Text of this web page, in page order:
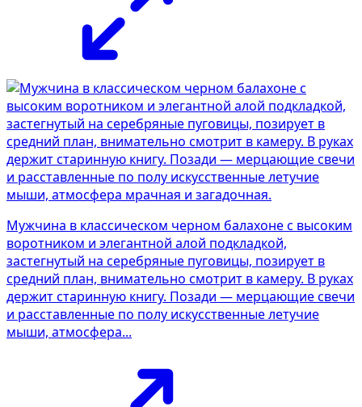
Мужчина в классическом черном балахоне с высоким
воротником и элегантной алой подкладкой,
застегнутый на серебряные пуговицы, позирует в
средний план, внимательно смотрит в камеру. В руках
держит старинную книгу. Позади — мерцающие свечи
и расставленные по полу искусственные летучие
мыши, атмосфера...